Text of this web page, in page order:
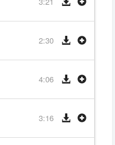
2:30
4:06
3:16